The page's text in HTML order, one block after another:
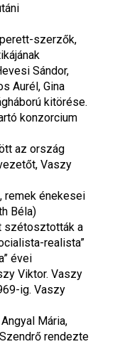
szerzők,
Sándor,
Aurél, Gina
kitörése.
konzorcium
az ország
Vaszy
remek énekesei
Béla)
szétosztották a
realista”
évei
Viktor. Vaszy
ig. Vaszy
Mária,
rendezte